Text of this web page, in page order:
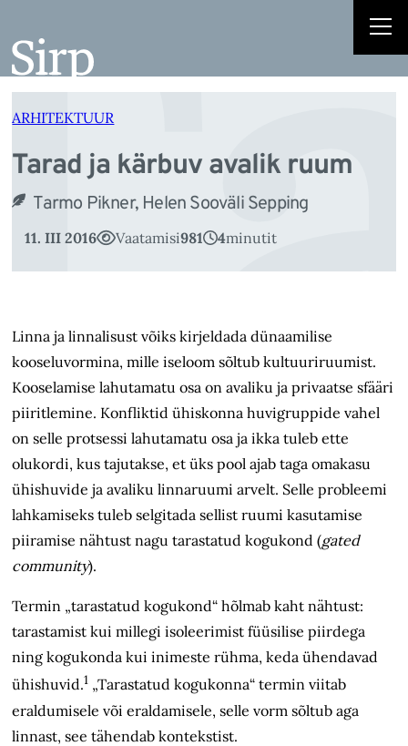
juurde
ARHITEKTUUR
Tarad ja kärbuv avalik ruum
Tarmo Pikner, Helen Sooväli Sepping
11. III 2016 Vaatamisi981 4minutit
Linna ja linnalisust võiks kirjeldada dünaamilise
kooseluvormina, mille iseloom sõltub kultuuriruumist.
Kooselamise lahutamatu osa on avaliku ja privaatse sfääri
piiritlemine. Konfliktid ühiskonna huvigruppide vahel
on selle protsessi lahutamatu osa ja ikka tuleb ette
olukordi, kus tajutakse, et üks pool ajab taga omakasu
ühishuvide ja avaliku linnaruumi arvelt. Selle probleemi
lahkamiseks tuleb selgitada sellist ruumi kasutamise
piiramise nähtust nagu tarastatud kogukond (gated
community).
Termin „tarastatud kogukond“ hõlmab kaht nähtust:
tarastamist kui millegi isoleerimist füüsilise piirdega
ning kogukonda kui inimeste rühma, keda ühendavad
ühishuvid.1 „Tarastatud kogukonna“ termin viitab
eraldumisele või eraldamisele, selle vorm sõltub aga
linnast, see tähendab kontekstist.